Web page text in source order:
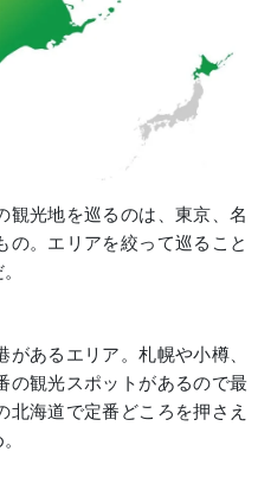
観光地を巡るのは、東京、名
の。エリアを絞って巡ること
あるエリア。札幌や小樽、
の観光スポットがあるので最
北海道で定番どころを押さえ